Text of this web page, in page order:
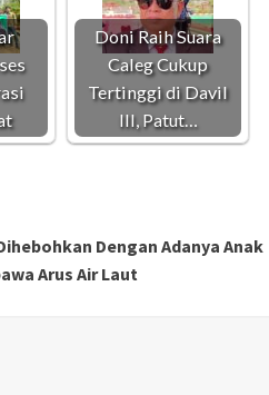
Doni Raih Suara
Caleg Cukup
Tertinggi di Davil
III, Patut…
Dengan Adanya Anak
Arus Air Laut